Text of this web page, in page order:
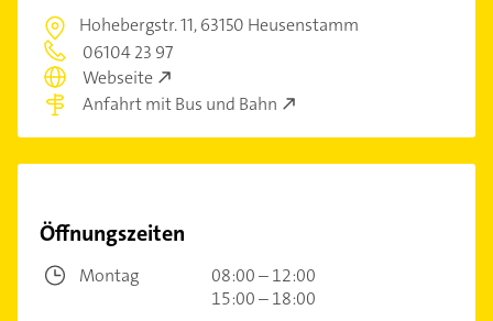
Hohebergstr. 11,63150 Heusenstamm
06104 23 97
Webseite
Anfahrt mit Bus und Bahn
Öffnungszeiten
Montag
08:00 – 12:00
15:00 – 18:00